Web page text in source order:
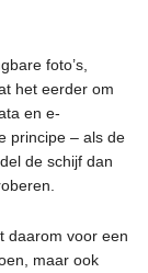
foto’s,
het eerder om
en e-
principe – als de
de schijf dan
daarom voor een
maar ook